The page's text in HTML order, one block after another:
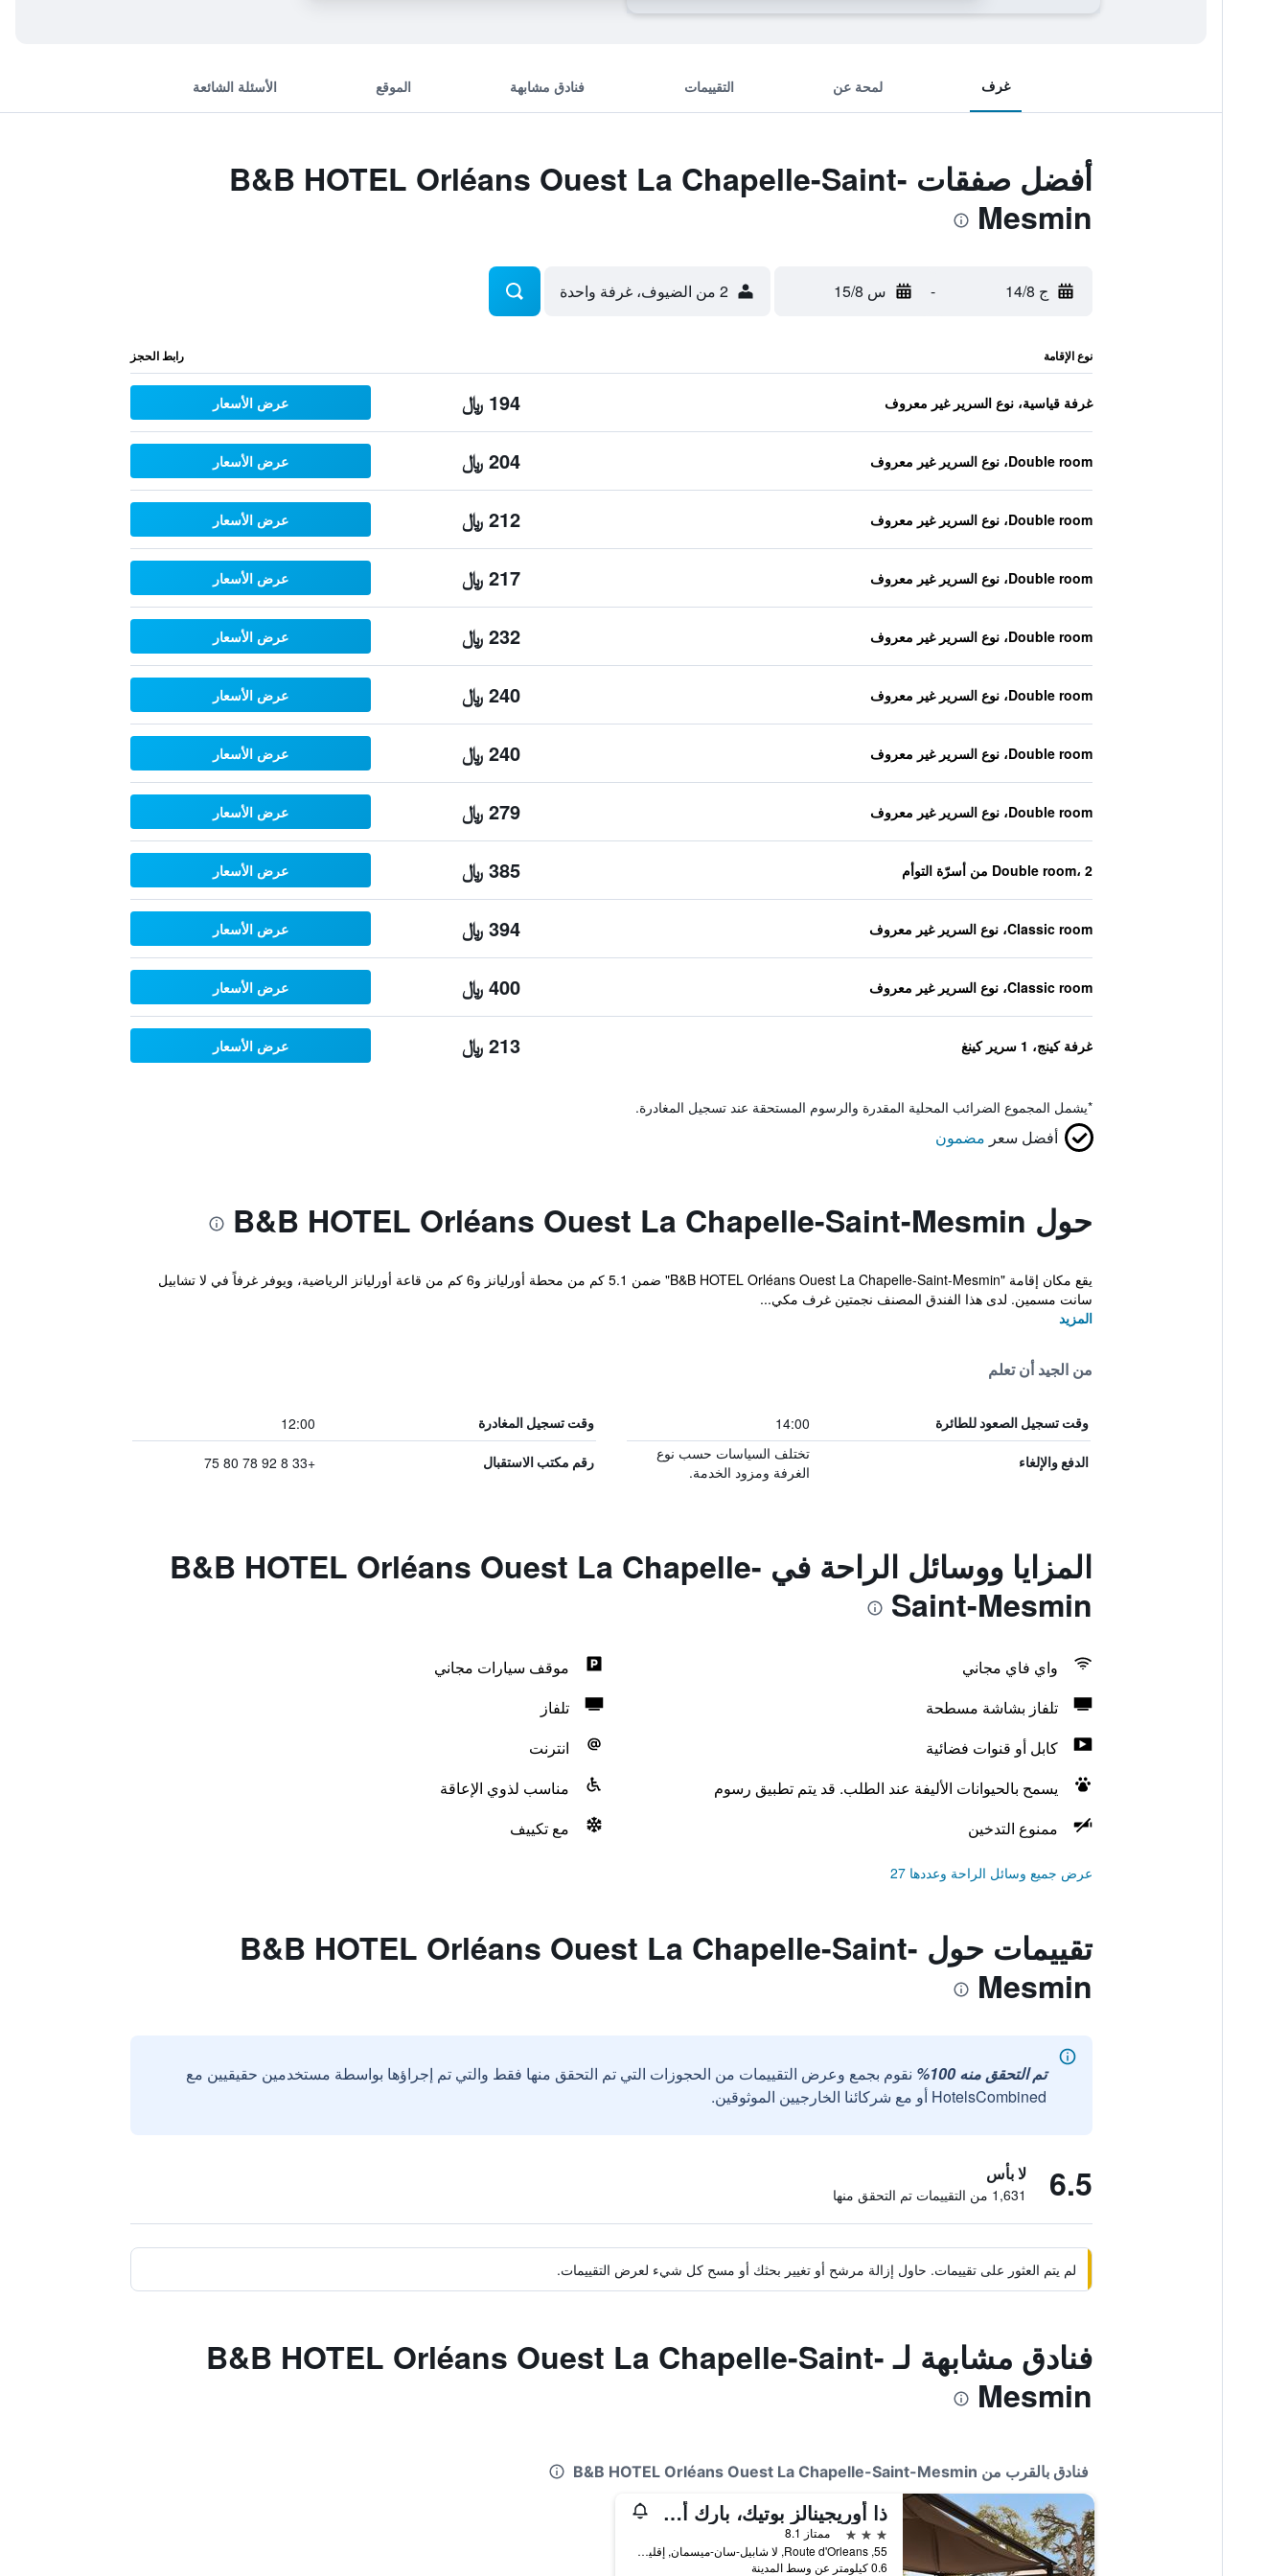
غرف لمحة عن التقييمات فنادق مشابهة الموقع الأسئلة الشائعة
أفضل صفقات B&B HOTEL Orléans Ouest La Chapelle-Saint-
Mesmin
ج 14/8 - س 15/8 2 من الضيوف، غرفة واحدة
نوع الإقامة رابط الحجز
غرفة قياسية، نوع السرير غير معروف 194 ﷼ عرض الأسعار
Double room، نوع السرير غير معروف 204 ﷼ عرض الأسعار
Double room، نوع السرير غير معروف 212 ﷼ عرض الأسعار
Double room، نوع السرير غير معروف 217 ﷼ عرض الأسعار
Double room، نوع السرير غير معروف 232 ﷼ عرض الأسعار
Double room، نوع السرير غير معروف 240 ﷼ عرض الأسعار
Double room، نوع السرير غير معروف 240 ﷼ عرض الأسعار
Double room، نوع السرير غير معروف 279 ﷼ عرض الأسعار
Double room، 2 من أسرّة التوأم 385 ﷼ عرض الأسعار
Classic room، نوع السرير غير معروف 394 ﷼ عرض الأسعار
Classic room، نوع السرير غير معروف 400 ﷼ عرض الأسعار
غرفة كينج، 1 سرير كينغ 213 ﷼ عرض الأسعار
*يشمل المجموع الضرائب المحلية المقدرة والرسوم المستحقة عند تسجيل المغادرة.
أفضل سعر مضمون
حول B&B HOTEL Orléans Ouest La Chapelle-Saint-Mesmin
يقع مكان إقامة "B&B HOTEL Orléans Ouest La Chapelle-Saint-Mesmin" ضمن 5.1 كم من محطة أورليانز و6 كم من قاعة أورليانز الرياضية، ويوفر غرفاً في لا تشابيل
سانت مسمين. لدى هذا الفندق المصنف نجمتين غرف مكي...
المزيد
من الجيد أن تعلم
وقت تسجيل الصعود للطائرة 14:00 وقت تسجيل المغادرة 12:00
الدفع والإلغاء
تختلف السياسات حسب نوع
الغرفة ومزود الخدمة.
رقم مكتب الاستقبال +33 8 92 78 80 75
المزايا ووسائل الراحة في B&B HOTEL Orléans Ouest La Chapelle-
Saint-Mesmin
واي فاي مجاني
موقف سيارات مجاني
تلفاز بشاشة مسطحة
تلفاز
كابل أو قنوات فضائية
انترنت
يسمح بالحيوانات الأليفة عند الطلب. قد يتم تطبيق رسوم
مناسب لذوي الإعاقة
ممنوع التدخين
مع تكييف
عرض جميع وسائل الراحة وعددها 27
تقييمات حول B&B HOTEL Orléans Ouest La Chapelle-Saint-
Mesmin
تم التحقق منه 100%
نقوم بجمع وعرض التقييمات من الحجوزات التي تم التحقق منها فقط والتي تم إجراؤها بواسطة مستخدمين حقيقيين مع
HotelsCombined أو مع شركائنا الخارجيين الموثوقين.
6.5 لا بأس
1,631 من التقييمات تم التحقق منها
لم يتم العثور على تقييمات. حاول إزالة مرشح أو تغيير بحثك أو مسح كل شيء لعرض التقييمات.
فنادق مشابهة لـ B&B HOTEL Orléans Ouest La Chapelle-Saint-
Mesmin
فنادق بالقرب من B&B HOTEL Orléans Ouest La Chapelle-Saint-Mesmin
ذا أوريجينالز بوتيك، بارك أوتل، أورليانز سود
3 نجوم
ممتاز 8.1
55, Route d'Orleans, لا شابيل-سان-ميسمان, إقليم لواريت, فرنسا
0.6 كيلومتر عن وسط المدينة